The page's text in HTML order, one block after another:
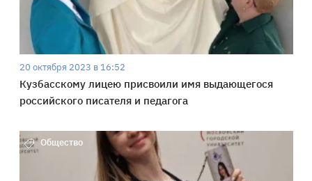
20 октября 2023 в 16:52
Кузбасскому лицею присвоили имя выдающегося
российского писателя и педагога
Общество